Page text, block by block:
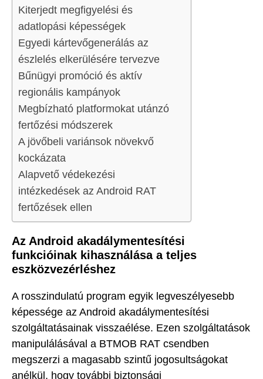
Kiterjedt megfigyelési és
adatlopási képességek
Egyedi kártevőgenerálás az
észlelés elkerülésére tervezve
Bűnügyi promóció és aktív
regionális kampányok
Megbízható platformokat utánzó
fertőzési módszerek
A jövőbeli variánsok növekvő
kockázata
Alapvető védekezési
intézkedések az Android RAT
fertőzések ellen
Az Android akadálymentesítési
funkcióinak kihasználása a teljes
eszközvezérléshez
A rosszindulatú program egyik legveszélyesebb
képessége az Android akadálymentesítési
szolgáltatásainak visszaélése. Ezen szolgáltatások
manipulálásával a BTMOB RAT csendben
megszerzi a magasabb szintű jogosultságokat
anélkül, hogy további biztonsági